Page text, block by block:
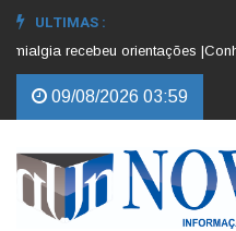
ULTIMAS :
recebeu orientações |
09/08/2026 03:59